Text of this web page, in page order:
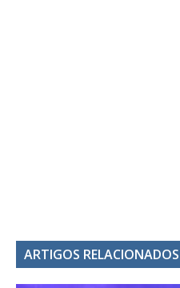
ARTIGOS RELACIONADOS